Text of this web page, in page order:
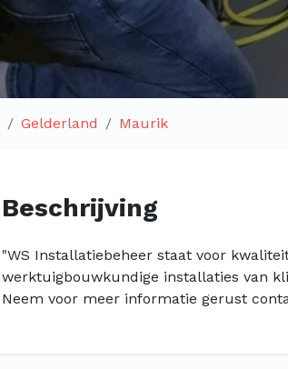
Gelderland Maurik
Beschrijving
"WS Installatiebeheer staat voor
werktuigbouwkundige installaties van
Neem voor meer informatie gerust